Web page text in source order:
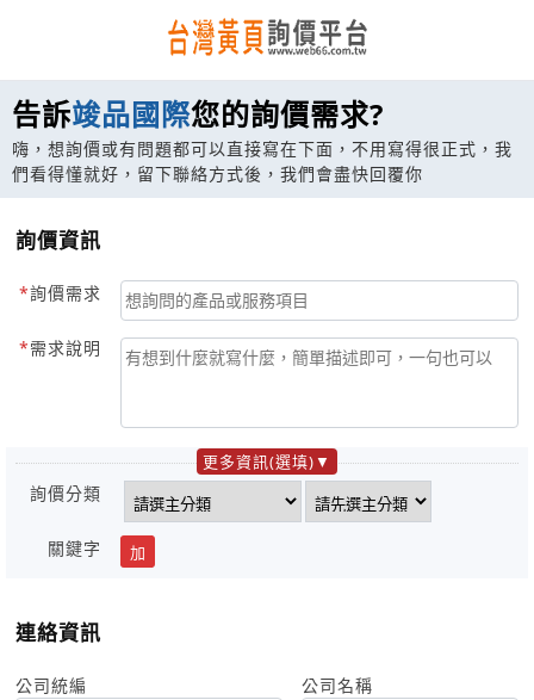
告訴竣品國際您的詢價需求?
嗨，想詢價或有問題都可以直接寫在下面，不用寫得很正式，我
們看得懂就好，留下聯絡方式後，我們會盡快回覆你
詢價資訊
詢價需求
需求說明
更多資訊(選填)
詢價分類
關鍵字 加
連絡資訊
公司統編 公司名稱